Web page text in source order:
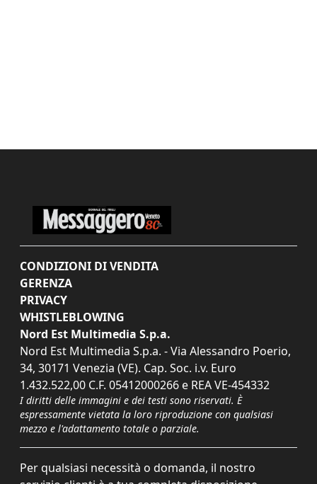
CONDIZIONI DI VENDITA
GERENZA
PRIVACY
WHISTLEBLOWING
Nord Est Multimedia S.p.a.
Nord Est Multimedia S.p.a. - Via Alessandro Poerio,
34, 30171 Venezia (VE). Cap. Soc. i.v. Euro
1.432.522,00 C.F. 05412000266 e REA VE-454332
I diritti delle immagini e dei testi sono riservati. È
espressamente vietata la loro riproduzione con qualsiasi
mezzo e l'adattamento totale o parziale.
Per qualsiasi necessità o domanda, il nostro